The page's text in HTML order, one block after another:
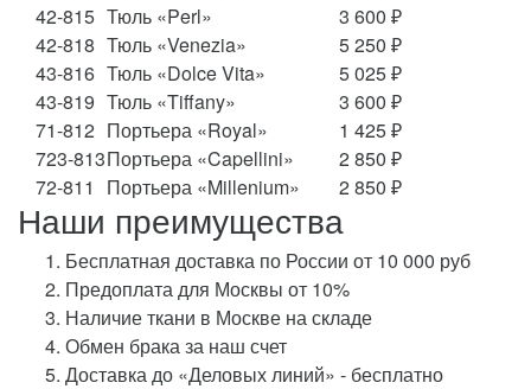
42-815 Тюль «Perl»
3 600 ₽
42-818 Тюль «Venezia»
5 250 ₽
43-816 Тюль «Dolce Vita»
5 025 ₽
43-819 Тюль «Tiffany»
3 600 ₽
71-812 Портьера «Royal»
1 425 ₽
723-813Портьера «Capellini»
2 850 ₽
72-811
Портьера «Millenium» 2 850 ₽
Наши преимущества
Бесплатная доставка по России от 10 000 руб
Предоплата для Москвы от 10%
Наличие ткани в Москве на складе
Обмен брака за наш счет
Доставка до «Деловых линий» - бесплатно